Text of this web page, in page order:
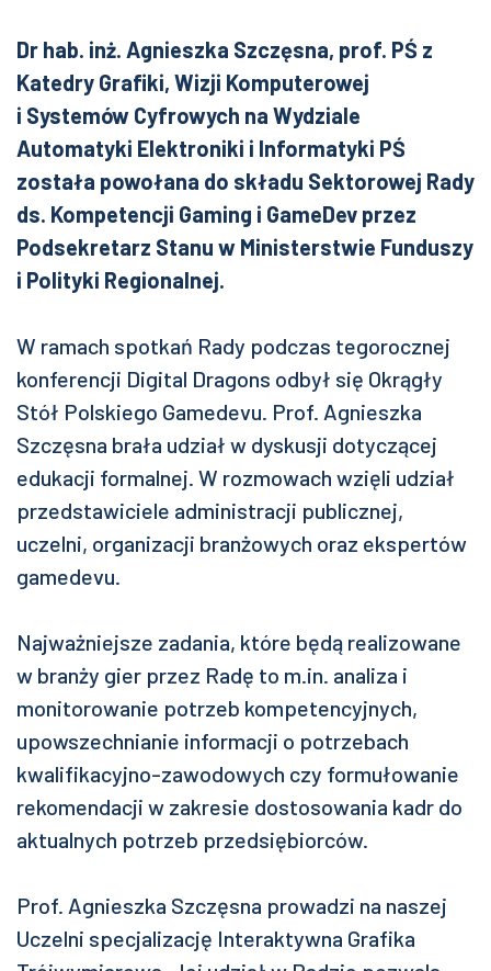
Dr hab. inż. Agnieszka Szczęsna, prof. PŚ z
Katedry Grafiki, Wizji Komputerowej
i Systemów Cyfrowych na Wydziale
Automatyki Elektroniki i Informatyki PŚ
została powołana do składu Sektorowej Rady
ds. Kompetencji Gaming i GameDev przez
Podsekretarz Stanu w Ministerstwie Funduszy
i Polityki Regionalnej.
W ramach spotkań Rady podczas tegorocznej
konferencji Digital Dragons odbył się Okrągły
Stół Polskiego Gamedevu. Prof. Agnieszka
Szczęsna brała udział w dyskusji dotyczącej
edukacji formalnej. W rozmowach wzięli udział
przedstawiciele administracji publicznej,
uczelni, organizacji branżowych oraz ekspertów
gamedevu.
Najważniejsze zadania, które będą realizowane
w branży gier przez Radę to m.in. analiza i
monitorowanie potrzeb kompetencyjnych,
upowszechnianie informacji o potrzebach
kwalifikacyjno-zawodowych czy formułowanie
rekomendacji w zakresie dostosowania kadr do
aktualnych potrzeb przedsiębiorców.
Prof. Agnieszka Szczęsna prowadzi na naszej
Uczelni specjalizację Interaktywna Grafika